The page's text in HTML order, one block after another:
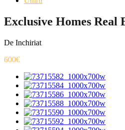
Exclusive Homes Real
De Inchiriat
600€